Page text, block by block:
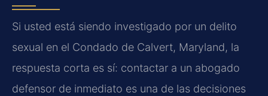
Si usted está siendo investigado por un delito
sexual en el Condado de Calvert, Maryland, la
respuesta corta es sí: contactar a un abogado
defensor de inmediato es una de las decisiones